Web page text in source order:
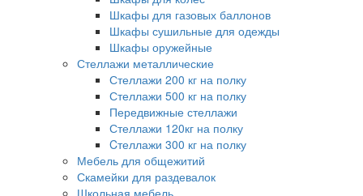
Шкафы для газовых баллонов
Шкафы сушильные для одежды
Шкафы оружейные
Стеллажи металлические
Стеллажи 200 кг на полку
Стеллажи 500 кг на полку
Передвижные стеллажи
Стеллажи 120кг на полку
Cтеллажи 300 кг на полку
Мебель для общежитий
Скамейки для раздевалок
Школьная мебель